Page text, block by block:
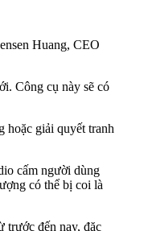
Huang, CEO
Công cụ này sẽ có
hoặc giải quyết tranh
cấm người dùng
có thể bị coi là
trước đến nay, đặc